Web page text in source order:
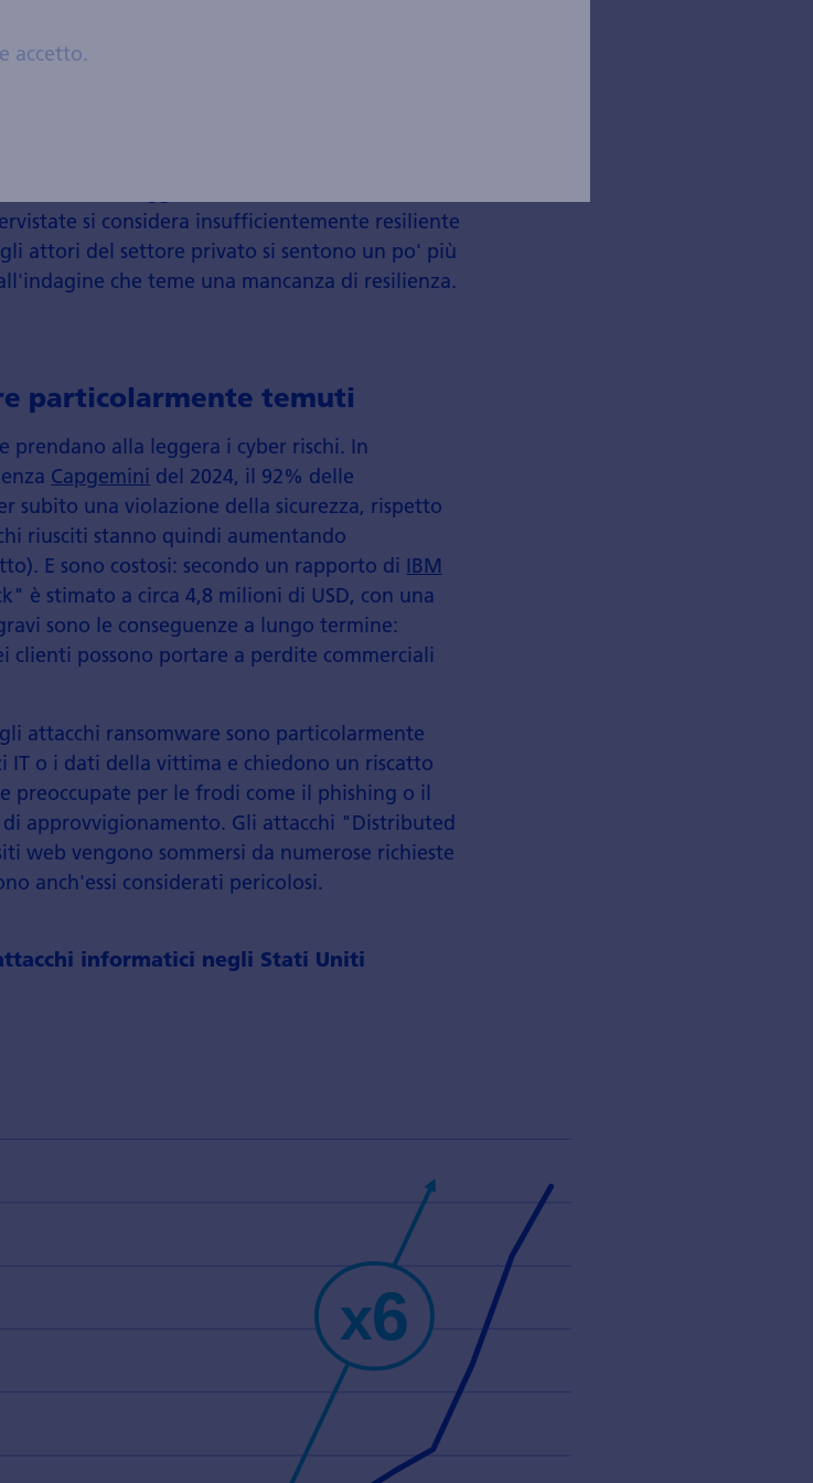
e mondo reale diventa sempre più labile,
sembrano essere sempre più vulnerabili.
si considera insufficientemente resiliente
attori del settore privato si sentono un po' più
che teme una mancanza di resilienza.
particolarmente temuti
prendano alla leggera i cyber rischi. In
Capgemini del 2024, il 92% delle
subito una violazione della sicurezza, rispetto
riusciti stanno quindi aumentando
E sono costosi: secondo un rapporto di IBM
è stimato a circa 4,8 milioni di USD, con una
sono le conseguenze a lungo termine:
clienti possono portare a perdite commerciali
attacchi ransomware sono particolarmente
IT o i dati della vittima e chiedono un riscatto
preoccupate per le frodi come il phishing o il
approvvigionamento. Gli attacchi "Distributed
web vengono sommersi da numerose richieste
anch'essi considerati pericolosi.
informatici negli Stati Uniti
accetto.